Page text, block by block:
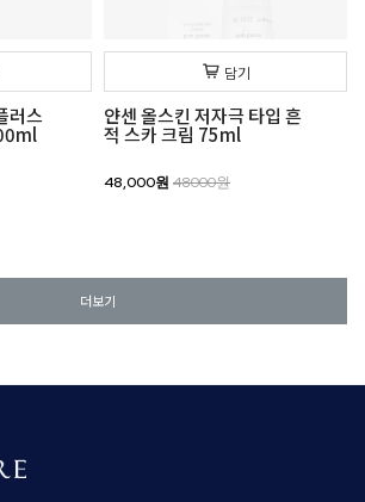
러스
담기
얀센 올스킨 저자극 타입 흔
적 스카 크림 75ml
48,000원 48000원
더보기